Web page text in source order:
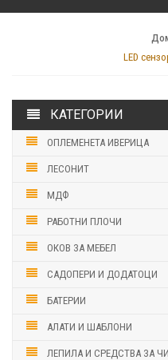
LED
КАТЕГОРИИ
ОПЛЕМЕНЕТА ИВЕРИЦА
ЛЕСОНИТ
МДФ
РАБОТНИ ПЛОЧИ
ОКОВ ЗА МЕБЕЛ
САДОПЕРИ И ДОДАТОЦИ
БАТЕРИИ
АЛАТИ И ШАБЛОНИ
ЛЕПИЛА И СРЕДСТВА ЗА